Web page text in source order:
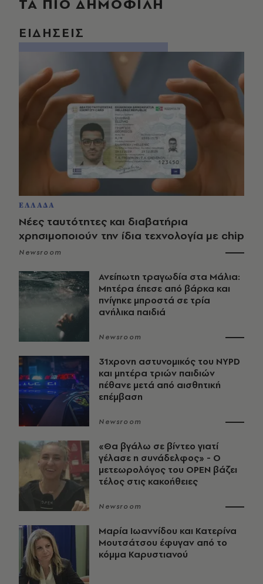
ΤΑ ΠΙΟ ΔΗΜΟΦΙΛΗ
ΕΙΔΗΣΕΙΣ
ΕΛΛΑΔΑ
Νέες ταυτότητες και διαβατήρια
χρησιμοποιούν την ίδια τεχνολογία με chip
Newsroom
Ανείπωτη τραγωδία στα Μάλια:
Μητέρα έπεσε από βάρκα και
πνίγηκε μπροστά σε τρία
ανήλικα παιδιά
Newsroom
31χρονη αστυνομικός του NYPD
και μητέρα τριών παιδιών
πέθανε μετά από αισθητική
επέμβαση
Newsroom
«Θα βγάλω σε βίντεο γιατί
γέλασε η συνάδελφος» - Ο
μετεωρολόγος του OPEN βάζει
τέλος στις κακοήθειες
Newsroom
Μαρία Ιωαννίδου και Κατερίνα
Μουτσάτσου έφυγαν από το
κόμμα Καρυστιανού